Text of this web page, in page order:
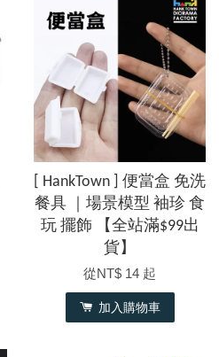
[ HankTown ] 便當盒 免洗
餐具 ｜場景模型 袖珍 食
玩 擺飾 【全站滿$99出
貨】
從NT$ 14 起
加入購物車